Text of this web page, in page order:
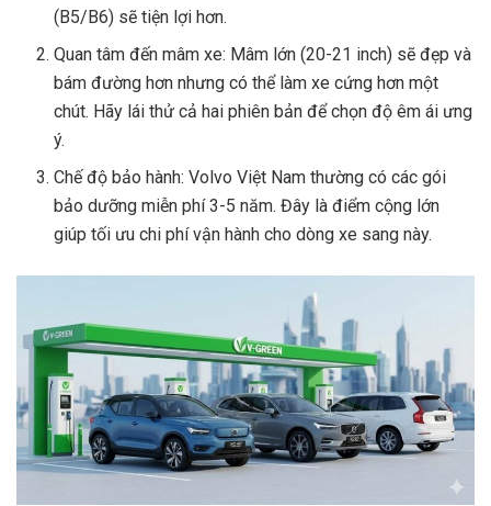
(B5/B6) sẽ tiện lợi hơn.
Quan tâm đến mâm xe: Mâm lớn (20-21 inch) sẽ đẹp và
bám đường hơn nhưng có thể làm xe cứng hơn một
chút. Hãy lái thử cả hai phiên bản để chọn độ êm ái ưng
ý.
Chế độ bảo hành: Volvo Việt Nam thường có các gói
bảo dưỡng miễn phí 3-5 năm. Đây là điểm cộng lớn
giúp tối ưu chi phí vận hành cho dòng xe sang này.